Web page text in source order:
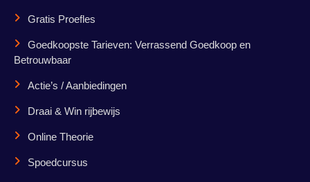
Gratis Proefles
Goedkoopste Tarieven: Verrassend Goedkoop en
Betrouwbaar
Actie’s / Aanbiedingen
Draai & Win rijbewijs
Online Theorie
Spoedcursus